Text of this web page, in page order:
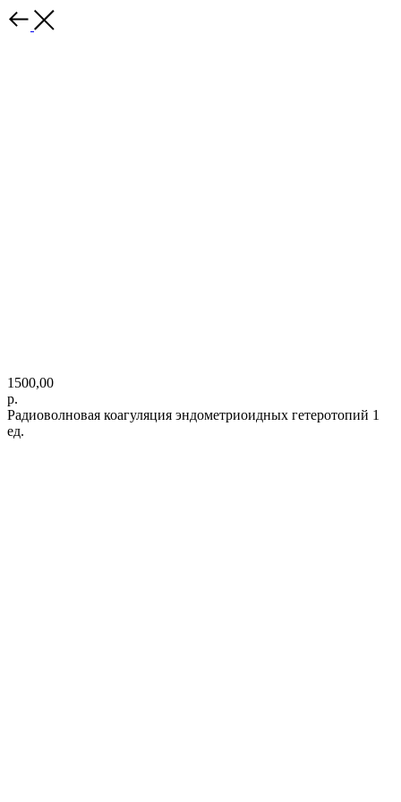
1500,00
р.
Радиоволновая коагуляция эндометриоидных гетеротопий 1
ед.